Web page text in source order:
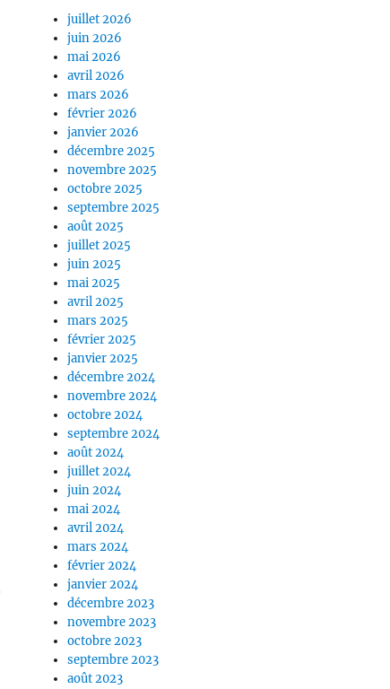
juillet 2026
juin 2026
mai 2026
avril 2026
mars 2026
février 2026
janvier 2026
décembre 2025
novembre 2025
octobre 2025
septembre 2025
août 2025
juillet 2025
juin 2025
mai 2025
avril 2025
mars 2025
février 2025
janvier 2025
décembre 2024
novembre 2024
octobre 2024
septembre 2024
août 2024
juillet 2024
juin 2024
mai 2024
avril 2024
mars 2024
février 2024
janvier 2024
décembre 2023
novembre 2023
octobre 2023
septembre 2023
août 2023